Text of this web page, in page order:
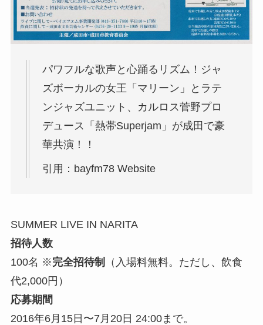
パワフルな歌声と心踊るリズム！ジャ
ズボーカルの女王「マリーン」とラテ
ンジャズユニット、カルロス菅野プロ
デュース「熱帯Superjam」が成田で豪
華共演！！
引用：bayfm78 Website
SUMMER LIVE IN NARITA
招待人数
100名 ※完全招待制
（入場料無料。ただし、飲食
代2,000円）
応募期間
2016年6月15日〜7月20日 24:00まで。